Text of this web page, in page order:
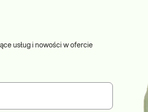
usług i nowości w ofercie